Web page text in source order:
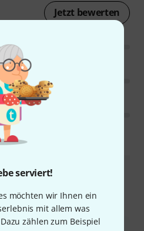
serviert!
möchten wir Ihnen ein
mit allem was
zählen zum Beispiel
Jetzt bewerten
im Überblick
zusammengefasst durch KI
Preis gut, insbesondere für